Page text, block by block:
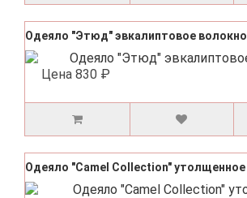
Одеяло "Этюд" эвкалиптовое волокно
Цена 830 ₽
Одеяло "Camel Collection" утолщенное